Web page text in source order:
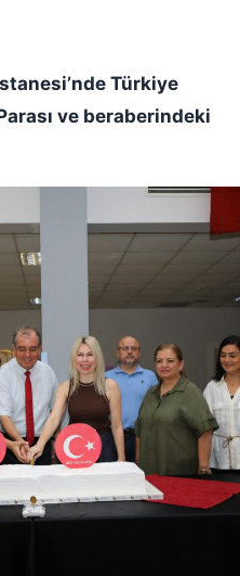
Türkiye
ve beraberindeki